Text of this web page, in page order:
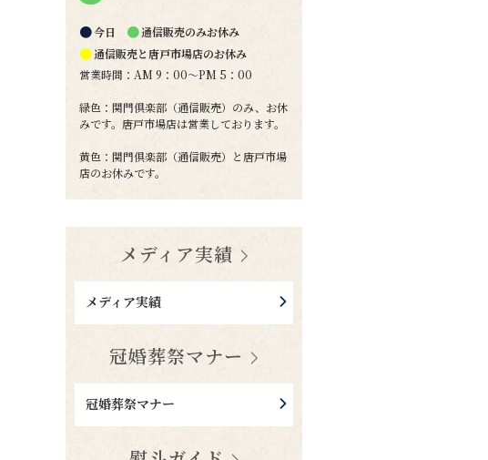
●今日 ●通信販売のみお休み
●通信販売と唐戸市場店のお休み
営業時間：AM 9：00～PM 5：00
緑色：関門倶楽部（通信販売）のみ、お休
みです。唐戸市場店は営業しております。
黄色：関門倶楽部（通信販売）と唐戸市場
店のお休みです。
メディア実績
メディア実績
冠婚葬祭マナー
冠婚葬祭マナー